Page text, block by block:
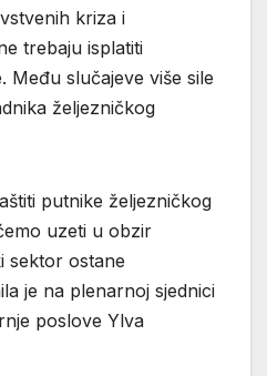
kriza i
trebaju isplatiti
Među slučajeve više sile
željezničkog
putnike željezničkog
uzeti u obzir
sektor ostane
je na plenarnoj sjednici
poslove Ylva